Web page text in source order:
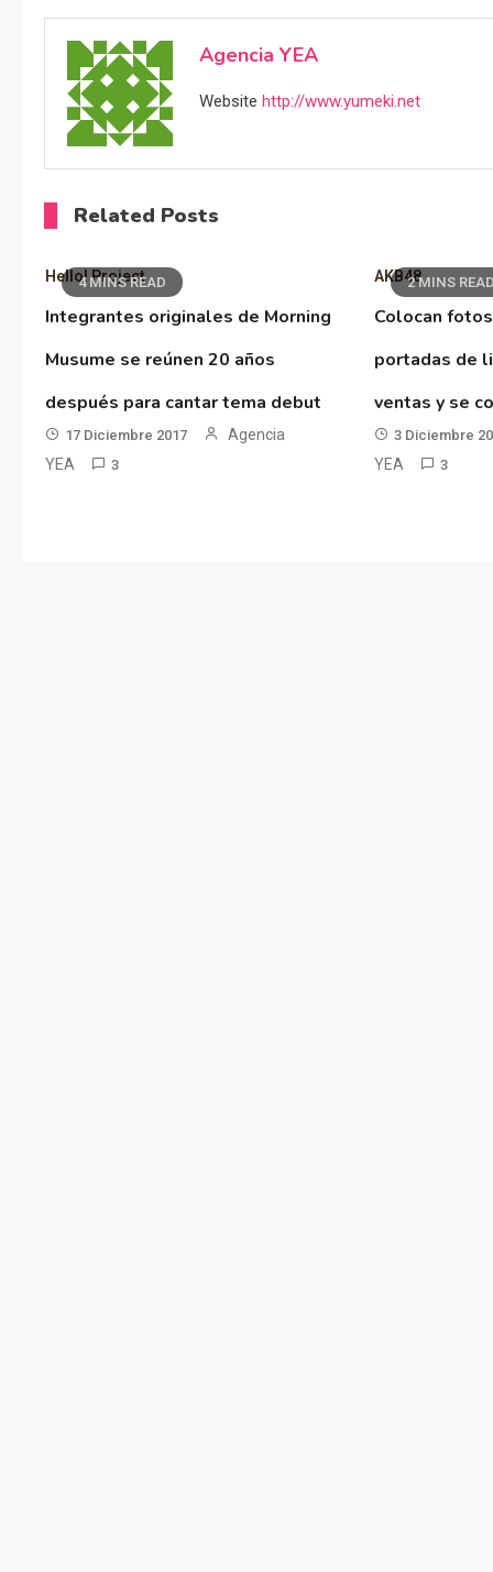
Agencia YEA
Website http://www.yumeki.net
Related Posts
4 MINS READ
Hello! Project
Integrantes originales de Morning
Musume se reúnen 20 años
después para cantar tema debut
17 Diciembre 2017
Agencia
YEA
3
2 MINS READ
AKB48
Colocan
portadas de
ventas y se
3 Diciembre
YEA
3